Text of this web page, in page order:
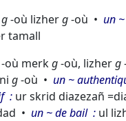
g-où lizherg-où
un ~
tamall
-où merkg-où, lizherg
g-où un ~
ur skrid diazezañ =
un ~ de bail
ul